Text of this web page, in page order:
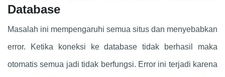
Database
Masalah ini mempengaruhi semua situs dan menyebabkan
error. Ketika koneksi ke database tidak berhasil maka
otomatis semua jadi tidak berfungsi. Error ini terjadi karena